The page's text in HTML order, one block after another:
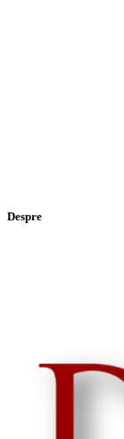
Despre